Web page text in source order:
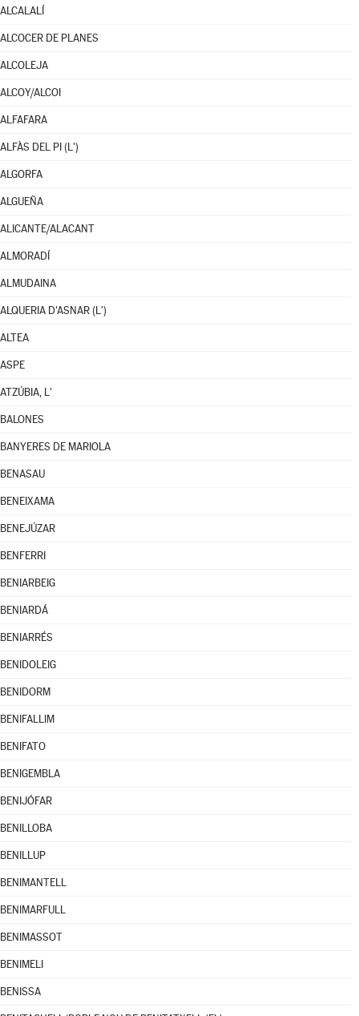
ALCALALÍ
ALCOCER DE PLANES
ALCOLEJA
ALCOY/ALCOI
ALFAFARA
ALFÀS DEL PI (L')
ALGORFA
ALGUEÑA
ALICANTE/ALACANT
ALMORADÍ
ALMUDAINA
ALQUERIA D'ASNAR (L')
ALTEA
ASPE
ATZÚBIA, L'
BALONES
BANYERES DE MARIOLA
BENASAU
BENEIXAMA
BENEJÚZAR
BENFERRI
BENIARBEIG
BENIARDÁ
BENIARRÉS
BENIDOLEIG
BENIDORM
BENIFALLIM
BENIFATO
BENIGEMBLA
BENIJÓFAR
BENILLOBA
BENILLUP
BENIMANTELL
BENIMARFULL
BENIMASSOT
BENIMELI
BENISSA